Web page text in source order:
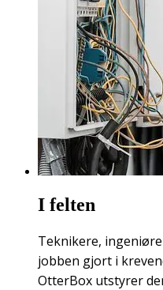
I felten
Teknikere,
jobben gjort i
OtterBox utstyrer